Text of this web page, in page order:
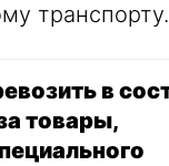
транспорту.
в
товары,